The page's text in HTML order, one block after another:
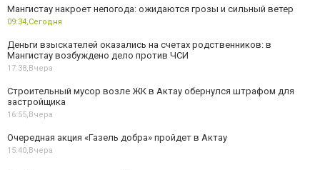
Мангистау накроет непогода: ожидаются грозы и сильный ветер
09:34,Сегодня
Деньги взыскателей оказались на счетах родственников: в
Мангистау возбуждено дело против ЧСИ
17:38,Вчера
Строительный мусор возле ЖК в Актау обернулся штрафом для
застройщика
16:55,Вчера
Очередная акция «Газель добра» пройдет в Актау
15:40,Вчера